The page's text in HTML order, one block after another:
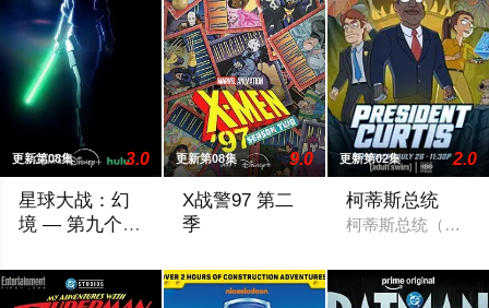
更新第08集 3.0
星球大战：幻
境 — 第九个绝
更新第08集 9.0
X战警97 第二
季
更新第02集 2.0
柯蒂斯总统
柯蒂斯总统（凯斯